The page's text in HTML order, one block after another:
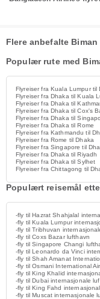
Flere anbefalte
Populær rute med
Flyreiser fra Kuala Lumpur til
Flyreiser fra Dhaka til Kuala
Flyreiser fra Dhaka til
Flyreiser fra Dhaka til Cox's
Flyreiser fra Dhaka til
Flyreiser fra Dhaka til Rome
Flyreiser fra Kathmandu til
Flyreiser fra Rome til Dhaka
Flyreiser fra Singapore til
Flyreiser fra Dhaka til Riyadh
Flyreiser fra Dhaka til Sylhet
Flyreiser fra Chittagong til
Populært reisemål
-fly til Hazrat Shahjalal
-fly til Kuala Lumpur
-fly til Tribhuvan
-fly til Coxs Bazar lufthavn
-fly til Singapore Changi
-fly til Leonardo da Vinci
-fly til Shah Amanat
-fly til Osmani International
-fly til King Khalid
-fly til Dubai internasjonale
-fly til King Fahd
-fly til Muscat internasjonale